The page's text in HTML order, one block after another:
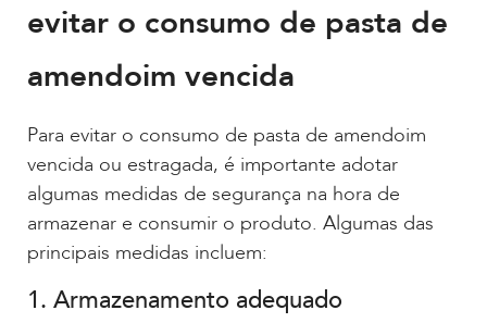
evitar o consumo de pasta de
amendoim vencida
Para evitar o consumo de pasta de amendoim
vencida ou estragada, é importante adotar
algumas medidas de segurança na hora de
armazenar e consumir o produto. Algumas das
principais medidas incluem:
1. Armazenamento adequado